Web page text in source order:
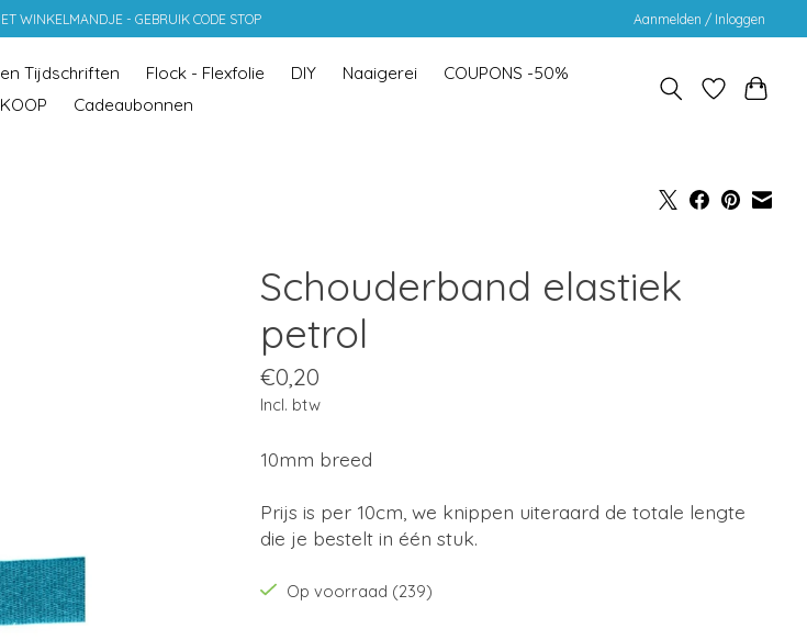
WINKELMANDJE - GEBRUIK CODE STOP Aanmelden / Inloggen
Tijdschriften Flock - Flexfolie DIY Naaigerei
COUPONS -50%
Cadeaubonnen
Schouderband elastiek
petrol
€0,20
Incl. btw
10mm breed
Prijs is per 10cm, we knippen uiteraard de totale lengte
die je bestelt in één stuk.
Op voorraad (239)